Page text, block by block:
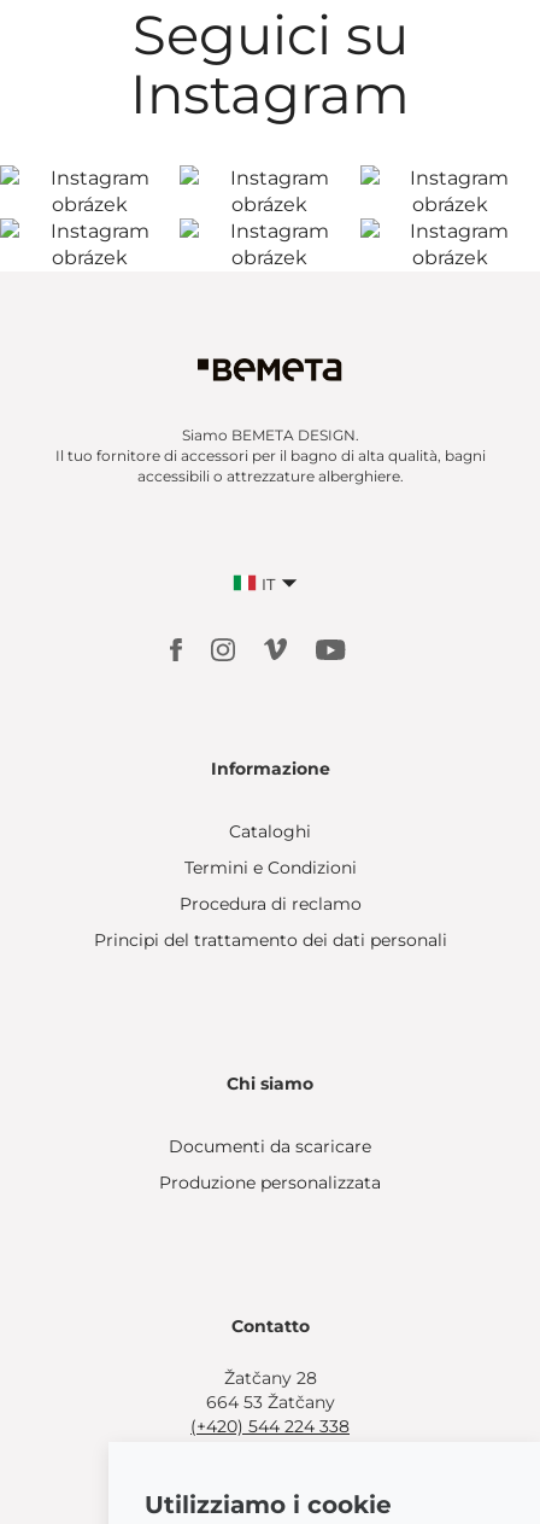
Seguici su
Instagram
Siamo BEMETA DESIGN.
Il tuo fornitore di accessori per il bagno di alta qualità, bagni
accessibili o attrezzature alberghiere.
IT
Informazione
Cataloghi
Termini e Condizioni
Procedura di reclamo
Principi del trattamento dei dati personali
Chi siamo
Documenti da scaricare
Produzione personalizzata
Contatto
Žatčany 28
664 53 Žatčany
(+420) 544 224 338
Altre opzioni di acquisto:
Utilizziamo i cookie